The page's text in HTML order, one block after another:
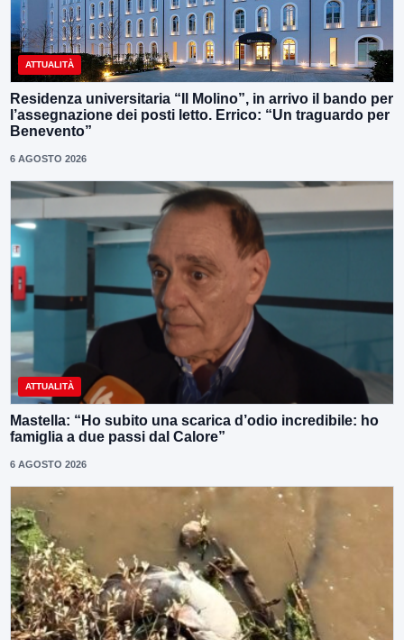
ATTUALITÀ
Residenza universitaria “Il Molino”, in arrivo il bando per
l’assegnazione dei posti letto. Errico: “Un traguardo per
Benevento”
6 AGOSTO 2026
ATTUALITÀ
Mastella: “Ho subito una scarica d’odio incredibile: ho
famiglia a due passi dal Calore”
6 AGOSTO 2026